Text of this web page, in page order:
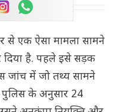
से एक ऐसा मामला सामने
है. पहले इसे सड़क
जांच में जो तथ्य सामने
पुलिस के अनुसार 24